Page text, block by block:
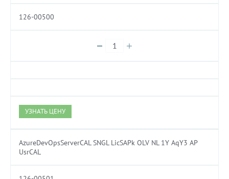
126-00500
УЗНАТЬ ЦЕНУ
AzureDevOpsServerCAL SNGL LicSAPk OLV NL 1Y AqY3 AP
UsrCAL